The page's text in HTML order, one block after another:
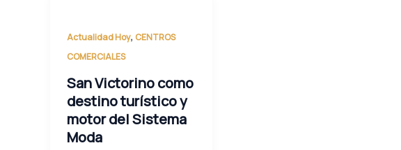
Actualidad Hoy, CENTROS
COMERCIALES
San Victorino como
destino turístico y
motor del Sistema
Moda